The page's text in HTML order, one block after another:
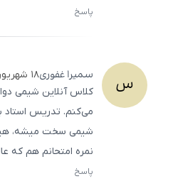
پاسخ
س سمیراغفوری۱۸ شهریور ۱۴۰۳
کلاس آنلاین شیمی
می‌کنم. تدریس استاد
شیمی سخت میشه،
نمره امتحانم هم که
پاسخ